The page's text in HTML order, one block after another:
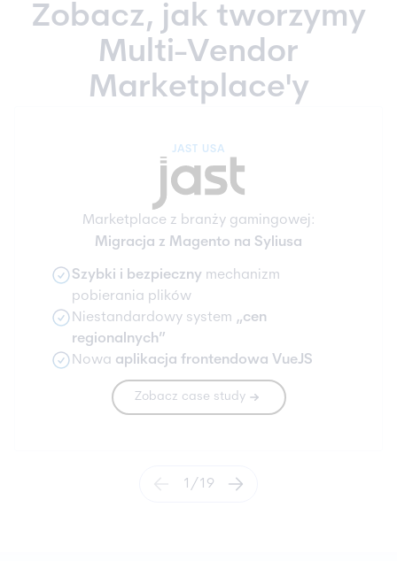
Zobacz, jak tworzymy
Multi-Vendor
Marketplace'y
JAST USA
Marketplace z branży gamingowej:
Migracja z Magento na Syliusa
Szybki i bezpieczny mechanizm
pobierania plików
Niestandardowy system „cen
regionalnych”
Nowa aplikacja frontendowa VueJS
Zobacz case study
1 /19